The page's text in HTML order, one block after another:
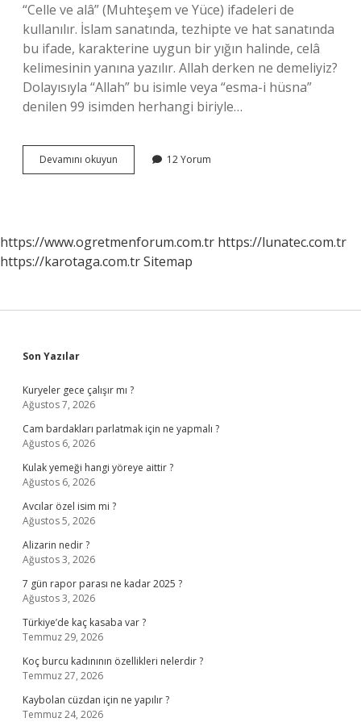
“Celle ve alâ” (Muhteşem ve Yüce) ifadeleri de
kullanılır. İslam sanatında, tezhipte ve hat sanatında
bu ifade, karakterine uygun bir yığın halinde, celâ
kelimesinin yanına yazılır. Allah derken ne demeliyiz?
Dolayısıyla “Allah” bu isimle veya “esma-i hüsna”
denilen 99 isimden herhangi biriyle…
Devamını okuyun
Azze
12 Yorum
https://www.ogretmenforum.com.tr https://lunatec.com.tr
https://karotaga.com.trSitemap
Sidebar
Son Yazılar
Kuryeler gece çalışır mı ?
Ağustos 7, 2026
Cam bardakları parlatmak için ne yapmalı ?
Ağustos 6, 2026
Kulak yemeği hangi yöreye aittir ?
Ağustos 6, 2026
Avcılar özel isim mi ?
Ağustos 5, 2026
Alizarin nedir ?
Ağustos 3, 2026
7 gün rapor parası ne kadar 2025 ?
Ağustos 3, 2026
Türkiye’de kaç kasaba var ?
Temmuz 29, 2026
Koç burcu kadınının özellikleri nelerdir ?
Temmuz 27, 2026
Kaybolan cüzdan için ne yapılır ?
Temmuz 24, 2026